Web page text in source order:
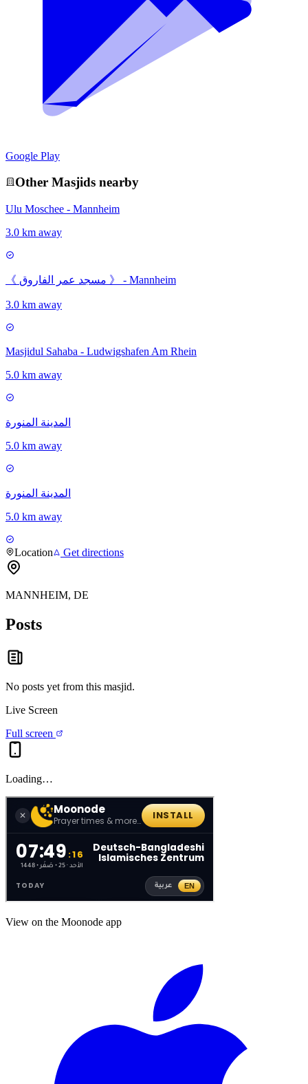
Google Play
Other Masjids nearby
Ulu Moschee - Mannheim
3.0 km away
《 مسجد عمر الفاروق 》 - Mannheim
3.0 km away
Masjidul Sahaba - Ludwigshafen Am Rhein
5.0 km away
المدينة المنورة
5.0 km away
المدينة المنورة
5.0 km away
Location Get directions
MANNHEIM, DE
Posts
No posts yet from this masjid.
Live Screen
Full screen
Loading…
View on the Moonode app